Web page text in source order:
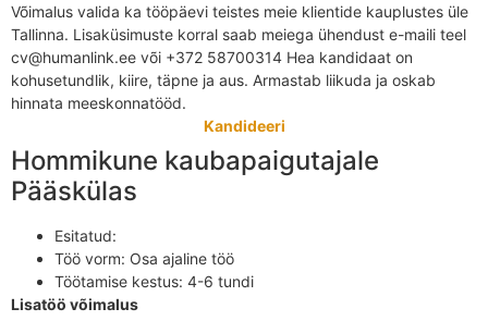
Võimalus valida ka tööpäevi teistes meie klientide kauplustes üle
Tallinna. Lisaküsimuste korral saab meiega ühendust e-maili teel
cv@humanlink.ee või +372 58700314 Hea kandidaat on
kohusetundlik, kiire, täpne ja aus. Armastab liikuda ja oskab
hinnata meeskonnatööd.
Kandideeri
Hommikune kaubapaigutajale
Pääskülas
Esitatud:
Töö vorm: Osa ajaline töö
Töötamise kestus: 4-6 tundi
Lisatöö võimalus